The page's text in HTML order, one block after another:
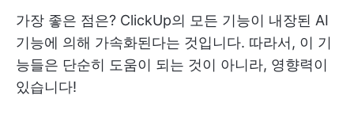
가장 좋은 점은? ClickUp의 모든 기능이 내장된 AI
기능에 의해 가속화된다는 것입니다. 따라서, 이 기
능들은 단순히 도움이 되는 것이 아니라, 영향력이
있습니다!